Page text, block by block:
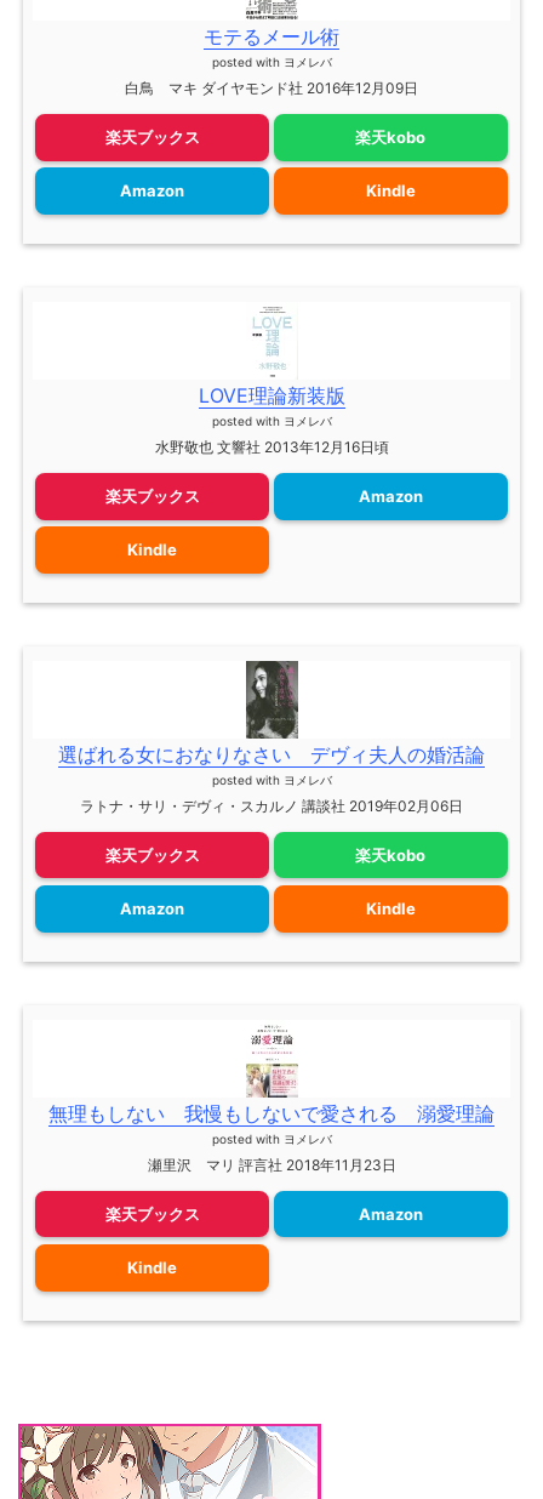
モテるメール術
posted with ヨメレバ
白鳥 マキ ダイヤモンド社 2016年12月09日
楽天ブックス 楽天kobo
Amazon Kindle
LOVE理論新装版
posted with ヨメレバ
水野敬也 文響社 2013年12月16日頃
楽天ブックス Amazon
Kindle
選ばれる女におなりなさい デヴィ夫人の婚活論
posted with ヨメレバ
ラトナ・サリ・デヴィ・スカルノ 講談社 2019年02月06日
楽天ブックス 楽天kobo
Amazon Kindle
無理もしない 我慢もしないで愛される 溺愛理論
posted with ヨメレバ
瀬里沢 マリ 評言社 2018年11月23日
楽天ブックス Amazon
Kindle